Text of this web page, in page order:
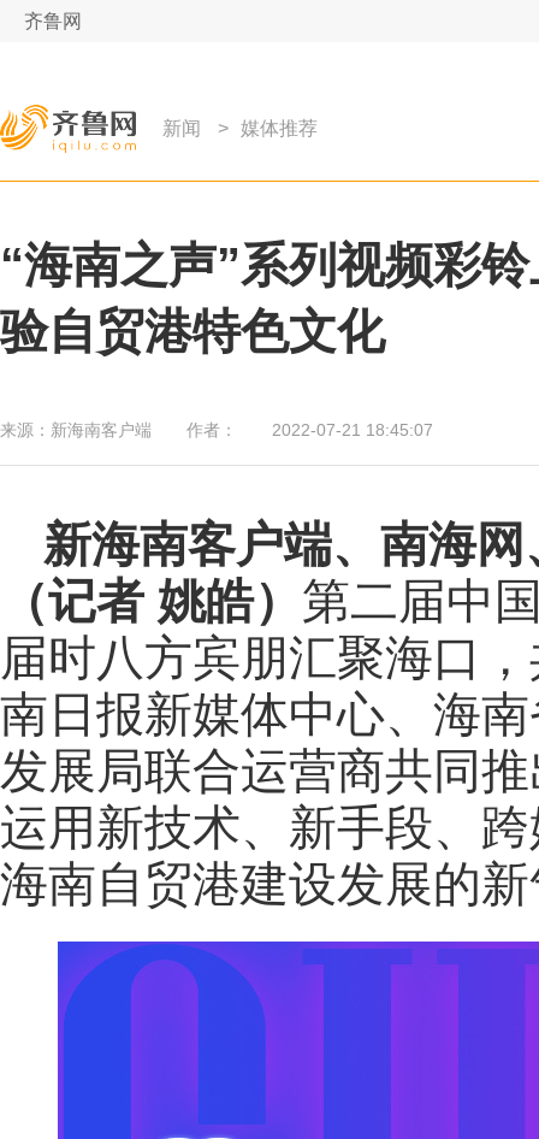
齐鲁网
新闻 > 媒体推荐
“海南之声”系列视频彩
验自贸港特色文化
来源： 新海南客户端 作者： 2022-07-21 18:45:07
新海南客户端、南海
（记者 姚皓） 第二届中
届时八方宾朋汇聚海口
南日报新媒体中心、海
发展局联合运营商共同
运用新技术、新手段、
海南自贸港建设发展的